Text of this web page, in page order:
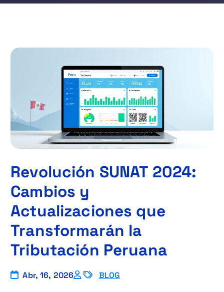
Revolución SUNAT 2024:
Cambios y
Actualizaciones que
Transformarán la
Tributación Peruana
Abr, 16, 2026 BLOG